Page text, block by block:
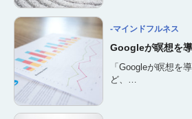
-マインドフルネス
Googleが瞑想を
「Googleが瞑想を
ど、…